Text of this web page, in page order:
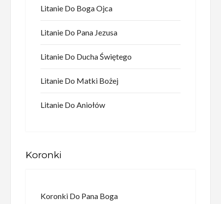
Litanie Do Boga Ojca
Litanie Do Pana Jezusa
Litanie Do Ducha Świętego
Litanie Do Matki Bożej
Litanie Do Aniołów
Koronki
Koronki Do Pana Boga